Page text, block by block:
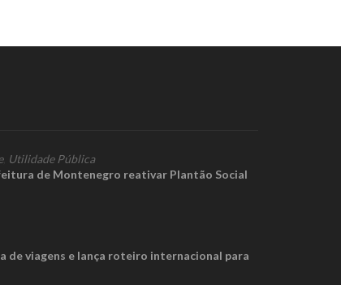
, Utilidade Pública
de Montenegro reativar Plantão Social
de viagens e lança roteiro internacional para